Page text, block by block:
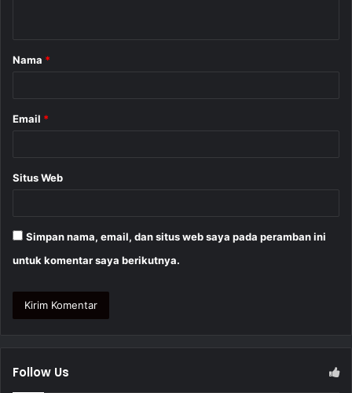
r
Nama *
Email *
Situs Web
Simpan nama, email, dan situs web saya pada peramban ini
untuk komentar saya berikutnya.
Follow Us